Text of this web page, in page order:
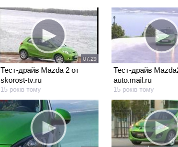
07:29
Тест-драйв Mazda 2 от
skorost-tv.ru
15 років тому
Тест-драйв
auto.mail.ru
15 років тому